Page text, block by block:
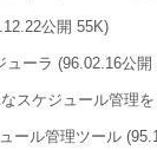
公開 55K)
ューラ (96.02.16公開
スケジュール管理
ール管理ツール